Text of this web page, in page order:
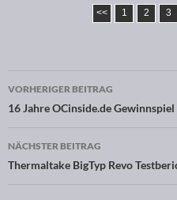
<< 1 2 3
Beitragsnavigation
VORHERIGER BEITRAG
16 Jahre OCinside.de Gewinnspiel
NÄCHSTER BEITRAG
Thermaltake BigTyp Revo